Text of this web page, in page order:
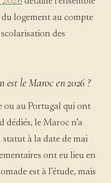
du logement au compte
des
le Maroc en 2026 ?
ou au Portugal qui ont
dédiés, le Maroc n’a
à la date de mai
ont eu lieu en
est à l’étude, mais